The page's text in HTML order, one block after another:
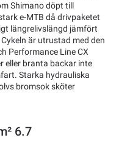
Shimano döpt till
e-MTB då drivpaketet
längrelivslängd jämfört
är utrustad med den
Performance Line CX
eller branta backar inte
Starka hydrauliska
bromsok sköter
6.7